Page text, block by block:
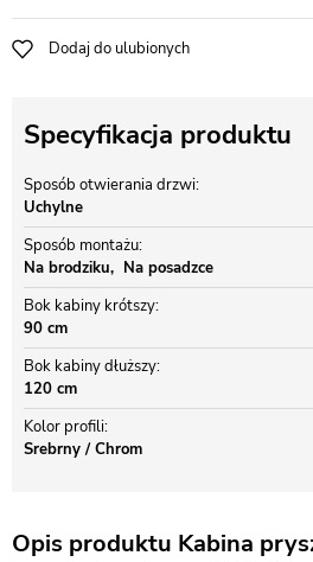
Dodaj do ulubionych
Specyfikacja produktu
Sposób otwierania drzwi
Uchylne
Sposób montażu
Na brodziku
Na posadzce
Bok kabiny krótszy
90 cm
Bok kabiny dłuższy
120 cm
Kolor profili
Srebrny / Chrom
Opis produktu Kabina